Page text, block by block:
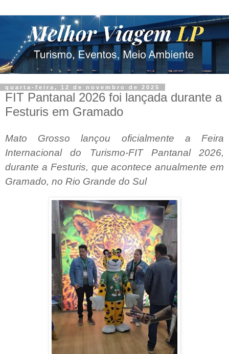
quarta-feira, 12 de novembro de 2025
FIT Pantanal 2026 foi lançada durante a
Festuris em Gramado
Mato Grosso lançou oficialmente a Feira
Internacional do Turismo-FIT Pantanal 2026,
durante a Festuris, que acontece anualmente em
Gramado, no Rio Grande do Sul